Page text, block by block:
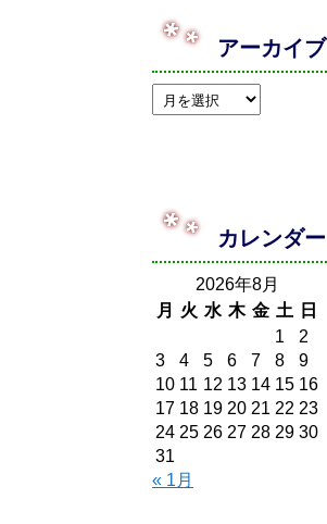
アーカイブ
カレンダー
2026年8月
月
火 水 木 金 土
日
1
2
3
4 5 6 7 8
9
10 11 12 13 14 15 16
17 18 19 20 21 22 23
24 25 26 27 28 29 30
31
« 1月